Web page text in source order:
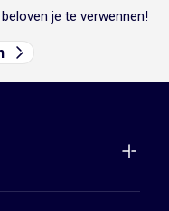
je te verwennen!